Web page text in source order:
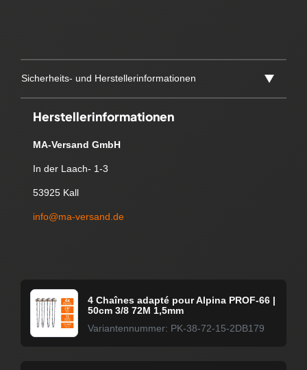
Sicherheits- und Herstellerinformationen
Herstellerinformationen
MA-Versand GmbH
In der Laach- 1-3
53925 Kall
info@ma-versand.de
4 Chaînes adapté pour Alpina PROF-66 |
50cm 3/8 72M 1,5mm
Variantennummer: PK-38-72-15-2DB179